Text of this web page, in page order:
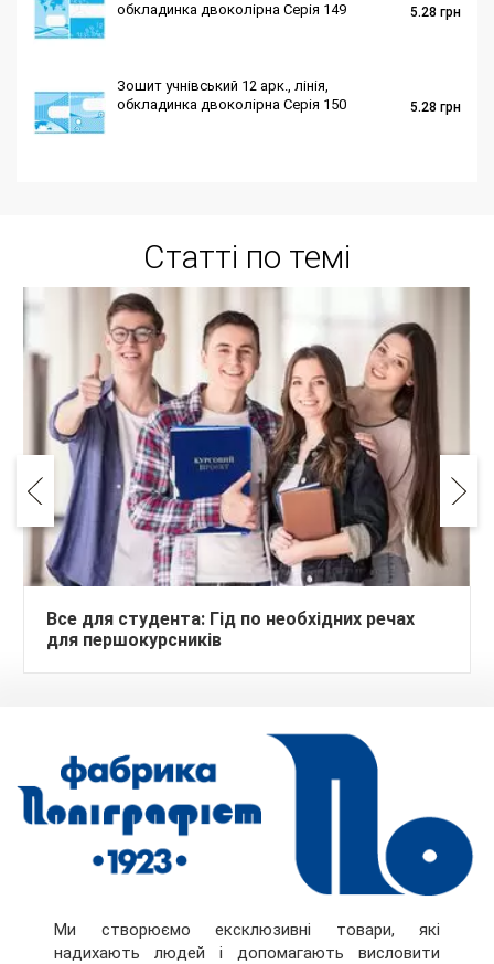
обкладинка двоколірна Серія 149
5.28 грн
Зошит учнівський 12 арк., лінія,
обкладинка двоколірна Серія 150
5.28 грн
Статті по темі
Все для студента: Гід по необхідних речах
для першокурсників
Ми створюємо ексклюзивні товари, які
надихають людей і допомагають висловити